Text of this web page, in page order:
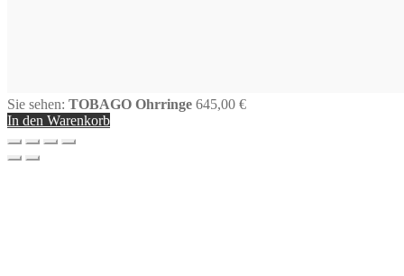
Sie sehen: TOBAGO Ohrringe 645,00 €
In den Warenkorb